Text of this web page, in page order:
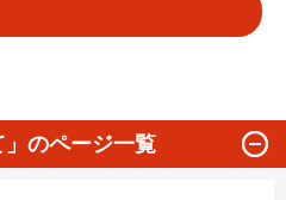
」のページ一覧